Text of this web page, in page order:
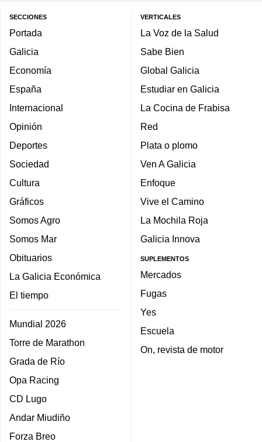
SECCIONES
Portada
Galicia
Economía
España
Internacional
Opinión
Deportes
Sociedad
Cultura
Gráficos
Somos Agro
Somos Mar
Obituarios
La Galicia Económica
El tiempo
Mundial 2026
Torre de Marathon
Grada de Río
Opa Racing
CD Lugo
Andar Miudiño
Forza Breo
VERTICALES
La Voz de la Salud
Sabe Bien
Global Galicia
Estudiar en Galicia
La Cocina de Frabisa
Red
Plata o plomo
Ven A Galicia
Enfoque
Vive el Camino
La Mochila Roja
Galicia Innova
SUPLEMENTOS
Mercados
Fugas
Yes
Escuela
On, revista de motor